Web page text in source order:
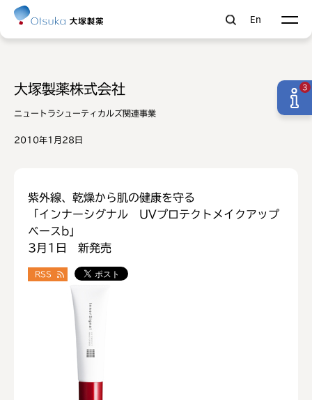
En
大塚製薬株式会社
ニュートラシューティカルズ関連事業
2010年1月28日
紫外線、乾燥から肌の健康を守る
「インナーシグナル UVプロテクトメイクアップ
ベースb」
3月1日 新発売
RSS
3